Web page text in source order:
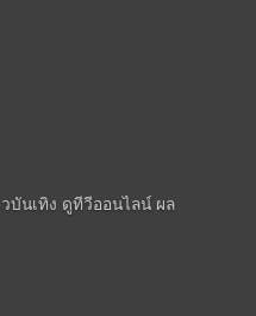
บันเทิง ดูทีวีออนไลน์ ผล